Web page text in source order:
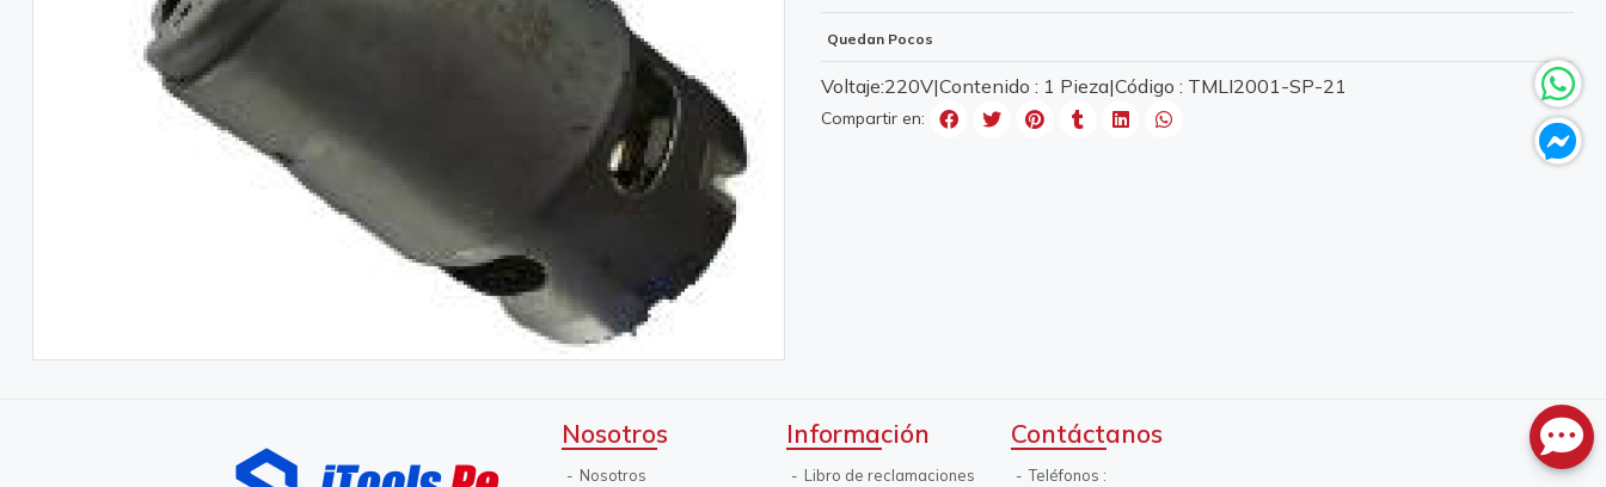
Quedan Pocos
Voltaje:220V|Contenido : 1 Pieza|Código : TMLI2001-SP-21
Compartir en:
Nosotros
Nosotros
Información
Libro de reclamaciones
Contáctanos
Teléfonos